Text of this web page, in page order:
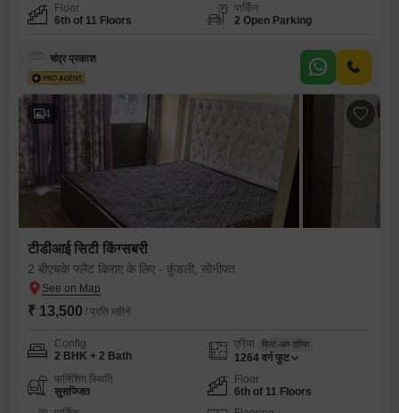
Floor
6th of 11 Floors
पार्किंग
2 Open Parking
चंद्र प्रकाश
4
टीडीआई सिटी किंग्सबरी
2 बीएचके फ्लैट किराए के लिए - कुंडली, सोनीपत
₹ 13,500 / प्रति महीने
Config
2 BHK + 2 Bath
एरिया बिल्ट-अप एरिया
1264 वर्ग फुट
फर्निशिंग स्थिति
सुसज्जित
Floor
6th of 11 Floors